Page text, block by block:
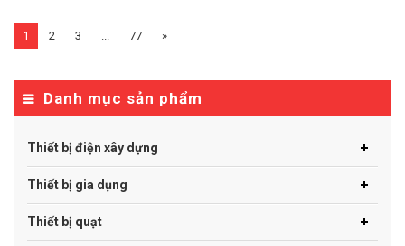
1 2 3 ... 77 »
Danh mục sản phẩm
Thiết bị điện xây dựng
Thiết bị gia dụng
Thiết bị quạt